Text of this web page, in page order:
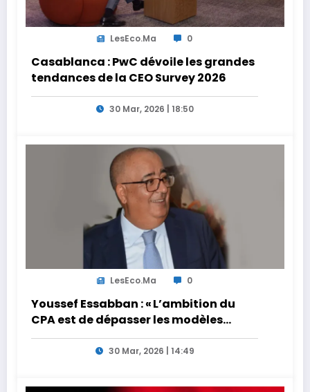
LesEco.ma 0
Casablanca : PwC dévoile les grandes
tendances de la CEO Survey 2026
30 Mar, 2026 | 18:50
LesEco.ma 0
Youssef Essabban : « L’ambition du
CPA est de dépasser les modèles
traditionnels et académiques de
formation en s’appuyant sur le
30 Mar, 2026 | 14:49